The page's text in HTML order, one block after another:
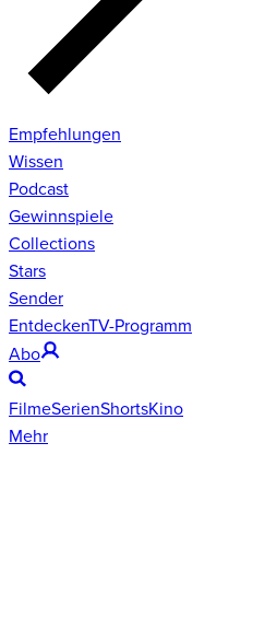
Empfehlungen
Wissen
Podcast
Gewinnspiele
Collections
Stars
Sender
EntdeckenTV-Programm
Abo
FilmeSerienShortsKino
Mehr